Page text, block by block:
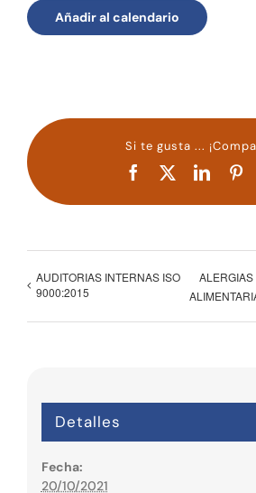
Añadir al calendario
Si te gusta ...
Facebook
AUDITORIAS INTERNAS ISO
9000:2015
Detalles
Fecha:
20/10/2021